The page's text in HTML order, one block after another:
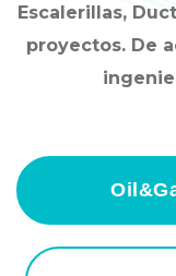
Escalerillas,
proyectos. De